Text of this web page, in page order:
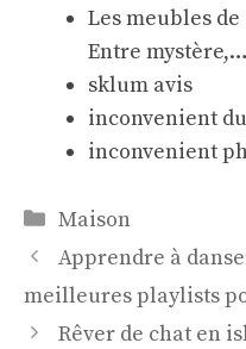
Les meubles
Entre mystère,…
sklum avis
inconvenient
inconvenient
Catégories
Maison
Apprendre à
meilleures playlists
Rêver de chat en